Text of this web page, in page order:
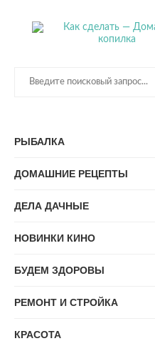
РЫБАЛКА
ДОМАШНИЕ РЕЦЕПТЫ
ДЕЛА ДАЧНЫЕ
НОВИНКИ КИНО
БУДЕМ ЗДОРОВЫ
РЕМОНТ И СТРОЙКА
КРАСОТА